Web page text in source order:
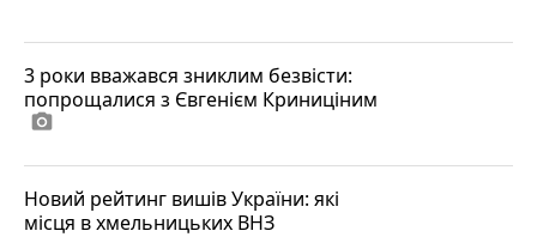
3 роки вважався зниклим безвісти:
попрощалися з Євгенієм Криниціним
photo_camera
Новий рейтинг вишів України: які
місця в хмельницьких ВНЗ